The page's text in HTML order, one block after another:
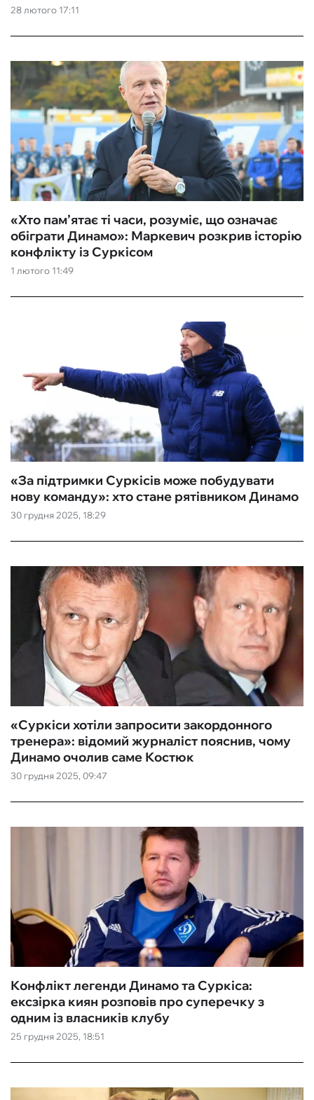
28 лютого 17:11
1 лютого 11:49
«Хто пам’ятає ті часи, розуміє, що означає
обіграти Динамо»: Маркевич розкрив історію
конфлікту із Суркісом
30 грудня 2025, 18:29
«За підтримки Суркісів може побудувати
нову команду»: хто стане рятівником Динамо
30 грудня 2025, 09:47
«Суркіси хотіли запросити закордонного
тренера»: відомий журналіст пояснив, чому
Динамо очолив саме Костюк
25 грудня 2025, 18:51
Конфлікт легенди Динамо та Суркіса:
ексзірка киян розповів про суперечку з
одним із власників клубу